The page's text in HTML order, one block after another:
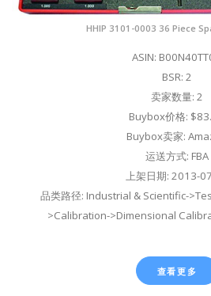
HHIP 3101-0003 36 Piece
ASIN:
BSR: 2
卖家数量: 2
Buybox价格:
Buybox卖家:
运送方式: FBA
上架日期: 2013-
品类路径: Industrial & Scientific-
>Calibration->Dimensional
查看更多